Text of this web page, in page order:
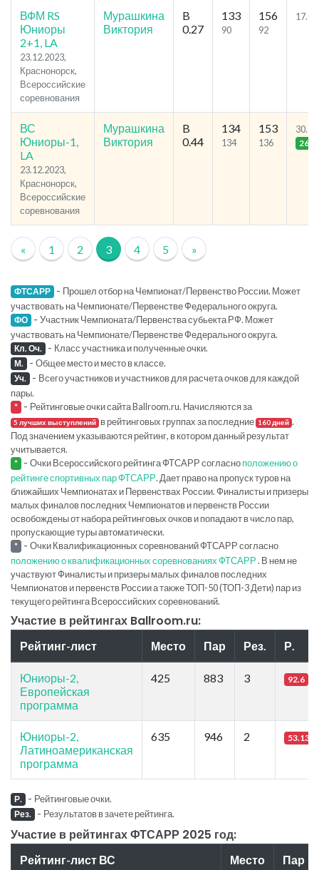
ВФМ RS
Юниоры
2+1, LA
23.12.2023,
Краснонорск,
Всероссийские
соревнования
Мурашкина
Виктория
B
0.27
133
90
156
92
17.06
ВС
Юниоры-1,
LA
23.12.2023,
Краснонорск,
Всероссийские
соревнования
Мурашкина
Виктория
B
0.44
134
134
153
136
30.72
26
« 1 2 3 4 5 »
ФТСАРР - Прошел отбор на Чемпионат/Первенство России. Может
участвовать на Чемпионате/Первенстве Федерального округа.
ФО - Участник Чемпионата/Первенства субьекта РФ. Может
участвовать на Чемпионате/Первенстве Федерального округа.
Кл. Оч. - Класс участника и полученные очки.
М. - Общее место и место в классе.
Уч. - Всего участников и участников для расчета очков для каждой
пары.
* - Рейтинговые очки сайта Ballroom.ru. Начисляются за
5 лучших выступлений в рейтинговых группах за последние 160 дней .
Под значением указываются рейтинг, в котором данный результат
учитывается.
* - Очки Всероссийского рейтинга ФТСАРР согласноположению о
рейтинге спортивных пар ФТСАРР. Дает право на пропуск туров на
ближайших Чемпионатах и Первенствах России. Финалисты и призеры
малых финалов последних Чемпионатов и первенств России
освобождены от набора рейтинговых очков и попадают в число пар,
пропускающие туры автоматически.
* - Очки Квалификационных соревнований ФТСАРР согласно
положению о квалификационных соревнованиях ФТСАРР. В нем не
участвуют Финалисты и призеры малых финалов последних
Чемпионатов и первенств России а также ТОП-50 (ТОП-3 Дети) пар из
текущего рейтинга Всероссийских соревнований.
Участие в рейтингах Ballroom.ru:
Рейтинг-лист Место Пар Рез. Р.
Юниоры-2,
Европейская
программа
425 883 3 92.6
Юниоры-2,
Латиноамериканская
программа
635 946 2 53.13
Р. - Рейтинговые очки.
Рез. - Результатов в зачете рейтинга.
Участие в рейтингах ФТСАРР 2025 год:
Рейтинг-лист ВС Место Пар